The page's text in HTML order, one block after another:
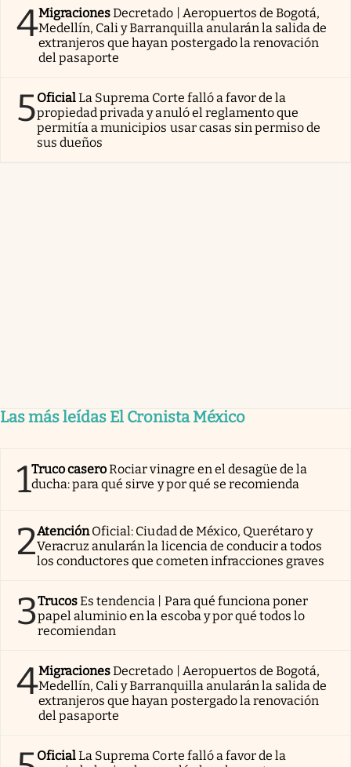
4MigracionesDecretado | Aeropuertos de Bogotá,
Medellín, Cali y Barranquilla anularán la salida de
extranjeros que hayan postergado la renovación
del pasaporte
5OficialLa Suprema Corte falló a favor de la
propiedad privada y anuló el reglamento que
permitía a municipios usar casas sin permiso de
sus dueños
Las más leídas El Cronista México
1Truco caseroRociar vinagre en el desagüe de la
ducha: para qué sirve y por qué se recomienda
2AtenciónOficial: Ciudad de México, Querétaro y
Veracruz anularán la licencia de conducir a todos
los conductores que cometen infracciones graves
3TrucosEs tendencia | Para qué funciona poner
papel aluminio en la escoba y por qué todos lo
recomiendan
4MigracionesDecretado | Aeropuertos de Bogotá,
Medellín, Cali y Barranquilla anularán la salida de
extranjeros que hayan postergado la renovación
del pasaporte
OficialLa Suprema Corte falló a favor de la